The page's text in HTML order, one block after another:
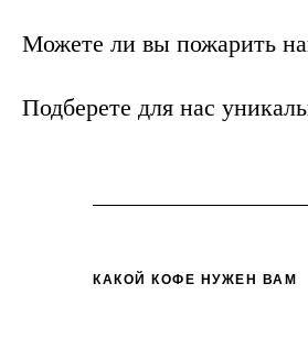
Можете ли вы пожарить
Подберете для нас
КАКОЙ КОФЕ НУЖЕН ВАМ